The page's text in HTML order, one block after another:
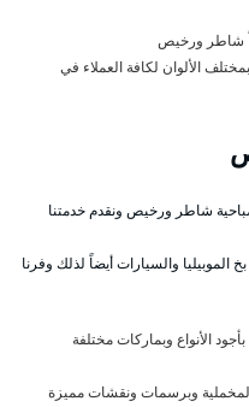
شاطر ورخيص
الألوان لكافة العملاء في
شاطر ورخيص ونقدم خدمتنا
الموبيليا والسيارات أيضاً لذلك وفرنا
الأنواع وبماركات مختلفة
وبرسمات ونقشات مميزة